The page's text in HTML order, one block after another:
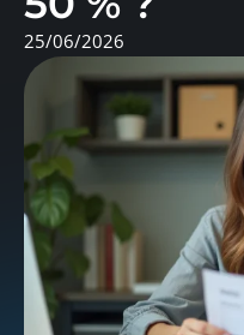
25/06/2026